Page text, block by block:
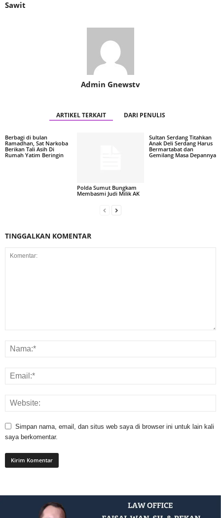
Sawit
Admin Gnewstv
ARTIKEL TERKAIT DARI PENULIS
Berbagi di bulan
Ramadhan, Sat Narkoba
Berikan Tali Asih Di
Rumah Yatim Beringin
Polda Sumut Bungkam
Membasmi Judi Milik AK
Sultan Serdang Titahkan
Anak Deli Serdang Harus
Bermartabat dan
Gemilang Masa Depannya
TINGGALKAN KOMENTAR
Simpan nama, email, dan situs web saya di browser ini untuk lain kali
saya berkomentar.